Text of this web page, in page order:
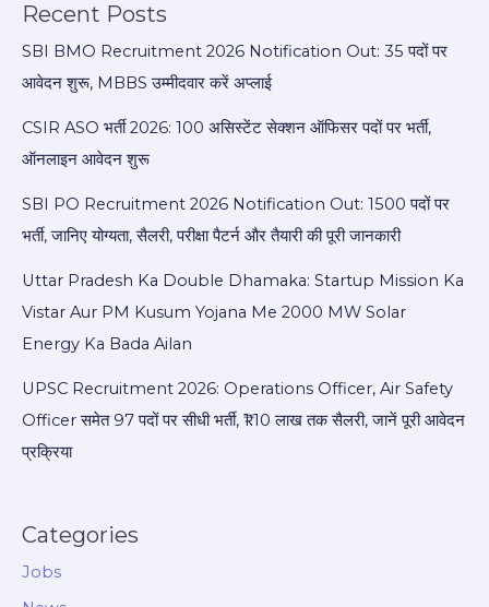
Recent Posts
SBI BMO Recruitment 2026 Notification Out: 35 पदों पर
आवेदन शुरू, MBBS उम्मीदवार करें अप्लाई
CSIR ASO भर्ती 2026: 100 असिस्टेंट सेक्शन ऑफिसर पदों पर भर्ती,
ऑनलाइन आवेदन शुरू
SBI PO Recruitment 2026 Notification Out: 1500 पदों पर
भर्ती, जानिए योग्यता, सैलरी, परीक्षा पैटर्न और तैयारी की पूरी जानकारी
Uttar Pradesh Ka Double Dhamaka: Startup Mission Ka
Vistar Aur PM Kusum Yojana Me 2000 MW Solar
Energy Ka Bada Ailan
UPSC Recruitment 2026: Operations Officer, Air Safety
Officer समेत 97 पदों पर सीधी भर्ती, ₹1.10 लाख तक सैलरी, जानें पूरी आवेदन
प्रक्रिया
Categories
Jobs